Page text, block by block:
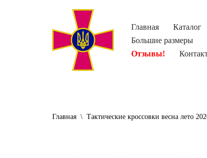
Главная Каталог
Большие размеры
Отзывы!
Главная \ Тактические кроссовки весна лето